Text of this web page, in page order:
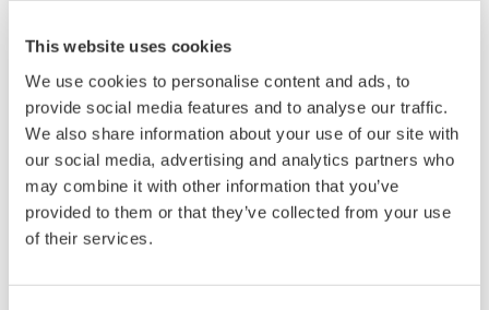
This website uses cookies
We use cookies to personalise content and ads, to
provide social media features and to analyse our traffic.
We also share information about your use of our site with
our social media, advertising and analytics partners who
may combine it with other information that you’ve
provided to them or that they’ve collected from your use
of their services.
UP35A/UP32A
Der UP35A ist ein Programm-Regler mit 4